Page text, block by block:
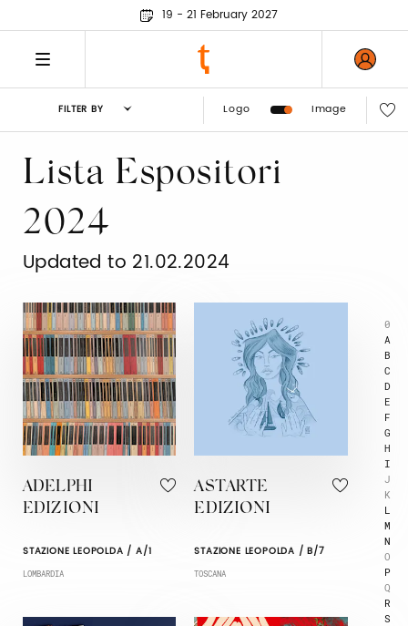
19 - 21 February 2027
FILTER BY Logo Image
0
A
B
C
D
E
F
G
H
I
J
K
L
M
N
O
P
Q
R
S
Lista Espositori
2024
Updated to 21.02.2024
ADELPHI
EDIZIONI
STAZIONE LEOPOLDA / A/1
LOMBARDIA
ASTARTE
EDIZIONI
STAZIONE LEOPOLDA / B/7
TOSCANA